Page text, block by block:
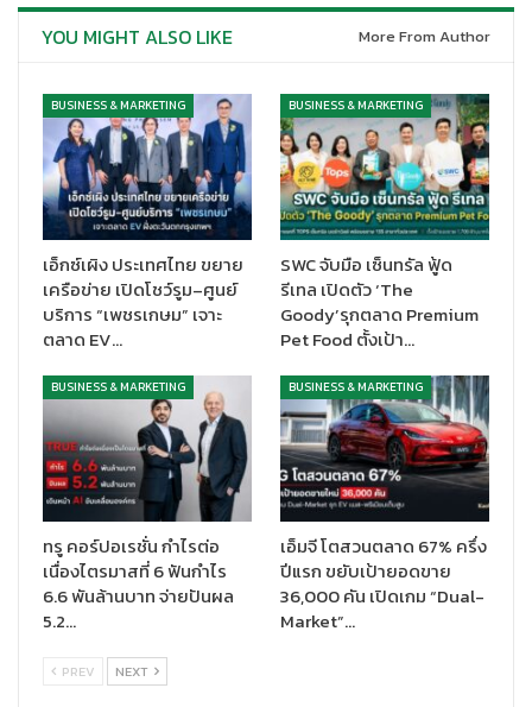
สำรวจพฤติกรรมการใช้ชีวิตของลูกค้า เพื่อศึกษาความเป็นได้ในการ
สื่อสารและเข้าถึง โดยพบว่าลูกค้ากลุ่มเป้าหมายใช้เวลาส่วนใหญ่หมด
ต่างๆ และมักใช้ชีวิตอยู่บนโลกออนไลน์ เราจึงวางแผนสื่อสารการ
ตลาดเพื่อเข้าถึงกลุ่มเป้าหมาย โดยจับมืออินฟลูเอนเซอร์สายการเงิน
ไลฟ์สไตล์และบันเทิง สื่อสารผ่านช่องทางโซเชียลมีเดียยอดฮิต พร้อม
ผลิตคลิปวีดีโอชุดใหญ่รวม 10 เวอร์ชั่นด้วยกัน เน้นการสื่อสารที่
ชัดเจน สั้นกระชับ ตรงไปตรงมา และตอกย้ำจุดขายของผลิตภัณฑ์
เพื่อสร้างการจดจำ “นึกถึงสินเชื่อทะเบียนรถ นึกถึงเคทีซี พี่เบิ้ม รถ
แลกเงิน” และปิดท้ายให้ผู้ชมตัดสินใจติดต่อใช้บริการ โดยได้เผยแพร่
ผ่านช่องทางโซเชียลมีเดียยอดนิยมที่มีผู้ใช้จำนวนมาก อาทิ ยูทูป
(Youtube) เฟสบุ๊ค (Facebook) ติ๊กต็อก (TikTok) ไลน์แอด (LINE
รับ (Engagement) ที่น่าพอใจ”
“สำหรับจุดแข็งของผลิตภัณฑ์สินเชื่อ “เคทีซี พี่เบิ้ม รถแลกเงิน” ที่แตก
ต่างจากตลาดก็คือ การให้วงเงินก้อนใหญ่ ไปหาถึงที่ อนุมัติไว รับเงิน
ทันที เอกสารน้อย ไม่ต้องมีคนค้ำประกัน อาชีพอะไรก็กู้ได้ นอกจากนี้
สมาชิกยังจะได้รับบัตรกดเงินสดเคทีซี พี่เบิ้ม ไว้ใช้ในยามฉุกเฉิน ไม่ว่า
จะเป็นการรูดชำระค่าสินค้า โอนเงินและกดเงิน โดยไม่คิดค่า
ธรรมเนียม หากไม่ได้ใช้งาน ในส่วนของการสื่อสารผ่านช่องทาง
Youtube จะนำเสนอคลิปวีดีโอสั้นรวม 5 เวอร์ชั่น ความยาวเรื่องละ
30 วินาที โดยเนื้อหาเลียนแบบรายการเกมโชว์ดัง ที่เน้นความ
เพลิดเพลินเพื่อให้ผู้ชมคลายเครียด และใช้เสียงเพลงในการย้ำจุด
ขายของผลิตภัณฑ์เพื่อให้จดจำง่าย สำหรับการสื่อสารผ่านช่องทาง
YOU MIGHT ALSO LIKE More From Author
BUSINESS & MARKETING
เอ็กซ์เผิง ประเทศไทย ขยาย
เครือข่าย เปิดโชว์รูม–ศูนย์
บริการ “เพชรเกษม” เจาะ
ตลาด EV…
BUSINESS & MARKETING
SWC จับมือ เซ็นทรัล ฟู้ด
รีเทล เปิดตัว ‘The
Goody’รุกตลาด Premium
Pet Food ตั้งเป้า…
BUSINESS & MARKETING
ทรู คอร์ปอเรชั่น กำไรต่อ
เนื่องไตรมาสที่ 6 ฟันกำไร
6.6 พันล้านบาท จ่ายปันผล
5.2…
BUSINESS & MARKETING
เอ็มจี โตสวนตลาด 67% ครึ่ง
ปีแรก ขยับเป้ายอดขาย
36,000 คัน เปิดเกม “Dual-
Market”…
PREV NEXT